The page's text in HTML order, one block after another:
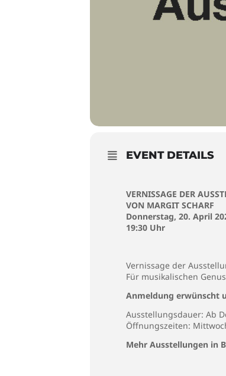
EVENT DETAILS
VERNISSAGE DER
VON MARGIT SCHARF
Donnerstag, 20. April
19:30 Uhr
Vernissage der
Für musikalischen
Anmeldung erwünscht
Ausstellungsdauer: Ab
Öffnungszeiten:
Mehr Ausstellungen in